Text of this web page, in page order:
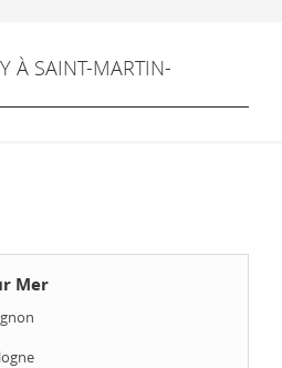
À SAINT-MARTIN-
Mer